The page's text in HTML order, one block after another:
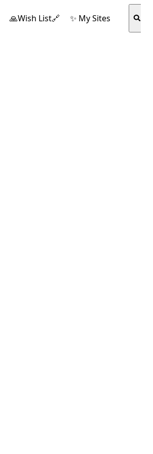
🙏Wish List🔗 ✨ My Sites